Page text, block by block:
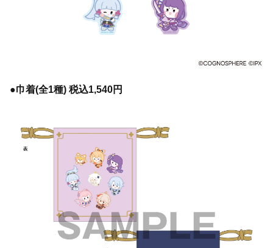
●巾着(全1種) 税込1,540円